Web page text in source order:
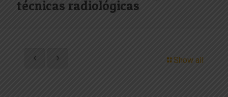
técnicas radiológicas
Show all